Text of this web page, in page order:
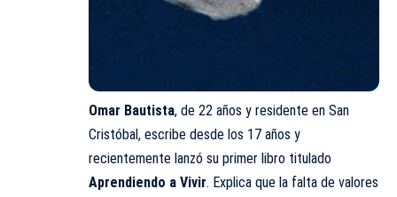
Omar Bautista, de 22 años y residente en San
Cristóbal, escribe desde los 17 años y
recientemente lanzó su primer libro titulado
Aprendiendo a Vivir. Explica que la falta de valores